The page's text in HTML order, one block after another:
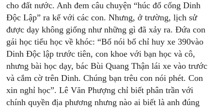
cho đất nước. Anh đem câu chuyện “húc đổ cổng Dinh
Độc Lập” ra kể với các con. Nhưng, ở trường, lịch sử
được dạy không giống như những gì đã xảy ra. Đứa con
gái học tiểu học về khóc: “Bố nói bố chỉ huy xe 390vào
Dinh Độc lập trước tiên, con khoe với bạn học và cô,
nhưng bài học dạy, bác Bùi Quang Thận lái xe vào trước
và cắm cờ trên Dinh. Chúng bạn trêu con nói phét. Con
xin nghỉ học”. Lê Văn Phượng chỉ biết phân trần với
chính quyền địa phương nhưng nào ai biết là anh đúng